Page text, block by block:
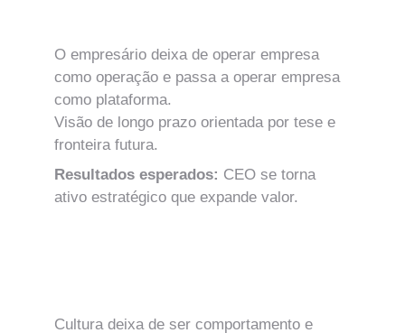
O empresário deixa de operar empresa
como operação e passa a operar empresa
como plataforma.
Visão de longo prazo orientada por tese e
fronteira futura.
Resultados esperados: CEO se torna
ativo estratégico que expande valor.
Cultura deixa de ser comportamento e